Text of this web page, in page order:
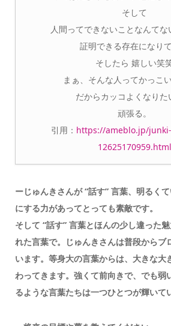
そして
人間ってできないことなんてな
証明できる存在になり
そしたら 嬉しい笑
まぁ、そんな人ってかっこ
だからカッコよくなりた
頑張る。
引用： https://ameblo.jp/
12625170959.html
ーじゅんきさんが “話す” 言葉、明るく
にする力があってとっても素敵です。
そして “話す” 言葉とほんの少し違った
れた言葉で。じゅんきさんは普段からブ
います。等身大の言葉からは、大きな大
わってきます。強くて前向きで、でも弱
るような言葉たちは一つひとつが輝いて